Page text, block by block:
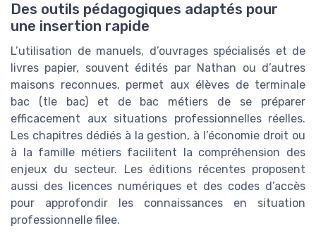
Des outils pédagogiques adaptés pour
une insertion rapide
L’utilisation de manuels, d’ouvrages spécialisés et de
livres papier, souvent édités par Nathan ou d’autres
maisons reconnues, permet aux élèves de terminale
bac (tle bac) et de bac métiers de se préparer
efficacement aux situations professionnelles réelles.
Les chapitres dédiés à la gestion, à l’économie droit ou
à la famille métiers facilitent la compréhension des
enjeux du secteur. Les éditions récentes proposent
aussi des licences numériques et des codes d’accès
pour approfondir les connaissances en situation
professionnelle filee.